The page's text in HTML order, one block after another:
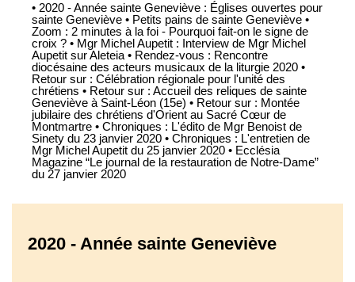
• 2020 - Année sainte Geneviève : Églises ouvertes pour
sainte Geneviève • Petits pains de sainte Geneviève •
Zoom : 2 minutes à la foi - Pourquoi fait-on le signe de
croix ? • Mgr Michel Aupetit : Interview de Mgr Michel
Aupetit sur Aleteia • Rendez-vous : Rencontre
diocésaine des acteurs musicaux de la liturgie 2020 •
Retour sur : Célébration régionale pour l'unité des
chrétiens • Retour sur : Accueil des reliques de sainte
Geneviève à Saint-Léon (15e) • Retour sur : Montée
jubilaire des chrétiens d'Orient au Sacré Cœur de
Montmartre • Chroniques : L'édito de Mgr Benoist de
Sinety du 23 janvier 2020 • Chroniques : L'entretien de
Mgr Michel Aupetit du 25 janvier 2020 • Ecclésia
Magazine “Le journal de la restauration de Notre-Dame”
du 27 janvier 2020
2020 - Année sainte Geneviève